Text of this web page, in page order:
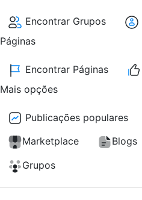
Encontrar Grupos
Páginas
Encontrar Páginas
Mais opções
Publicações populares
Marketplace
Blogs
Grupos